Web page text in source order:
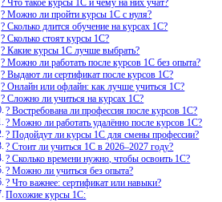
? Что такое курсы 1С и чему на них учат?
? Можно ли пройти курсы 1С с нуля?
? Сколько длится обучение на курсах 1С?
? Сколько стоят курсы 1С?
? Какие курсы 1С лучше выбрать?
? Можно ли работать после курсов 1С без опыта?
? Выдают ли сертификат после курсов 1С?
? Онлайн или офлайн: как лучше учиться 1С?
? Сложно ли учиться на курсах 1С?
? Востребована ли профессия после курсов 1С?
? Можно ли работать удалённо после курсов 1С?
? Подойдут ли курсы 1С для смены профессии?
? Стоит ли учиться 1С в 2026–2027 году?
? Сколько времени нужно, чтобы освоить 1С?
? Можно ли учиться без опыта?
? Что важнее: сертификат или навыки?
Похожие курсы 1С: